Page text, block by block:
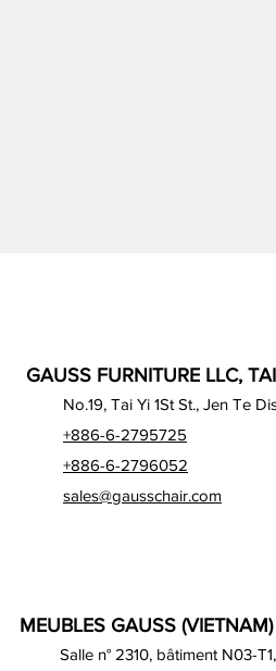
GAUSS FURNITURE LLC,
No.19, Tai Yi 1St St., Jen Te
+886-6-2795725
+886-6-2796052
sales@gausschair.com
MEUBLES GAUSS
Salle n° 2310, bâtiment N03-